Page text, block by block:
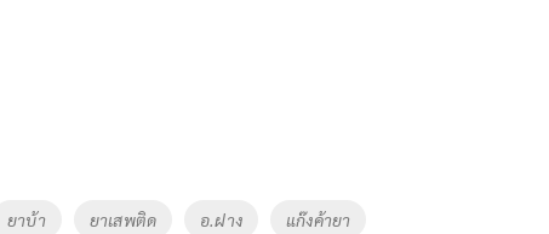
ยาบ้า ยาเสพติด อ.ฝาง แก๊งค้ายา